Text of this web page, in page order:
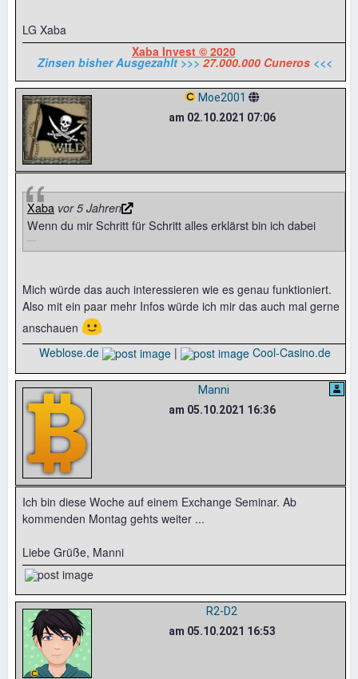
LG Xaba
Xaba Invest © 2020
Zinsen bisher Ausgezahlt >>>27.000.000 Cuneros <<<
Moe2001
am 02.10.2021 07:06
Xaba vor 5 Jahren
Wenn du mir Schritt für Schritt alles erklärst bin ich dabei
Mich würde das auch interessieren wie es genau funktioniert.
Also mit ein paar mehr Infos würde ich mir das auch mal gerne
anschauen 🙂
Weblose.de | Cool-Casino.de
Manni
am 05.10.2021 16:36
Ich bin diese Woche auf einem Exchange Seminar. Ab
kommenden Montag gehts weiter ...
Liebe Grüße, Manni
R2-D2
am 05.10.2021 16:53